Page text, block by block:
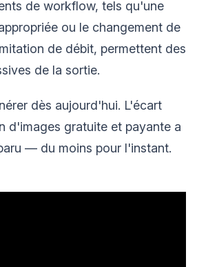
de workflow, tels qu'une
ou le changement de
de débit, permettent des
de la sortie.
dès aujourd'hui. L'écart
d'images gratuite et payante a
— du moins pour l'instant.